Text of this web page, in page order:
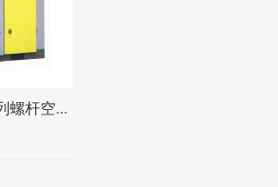
普瑞阿斯BK45系列螺杆空压机